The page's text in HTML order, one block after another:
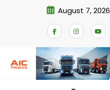
August 7, 2026